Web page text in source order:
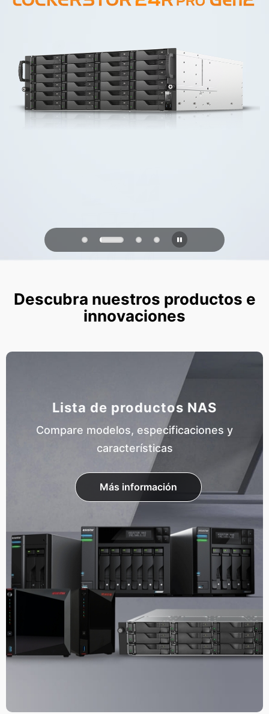
del futuro
Descubra nuestros productos e
innovaciones
Lista de productos NAS
Compare modelos, especificaciones y
características
Más información